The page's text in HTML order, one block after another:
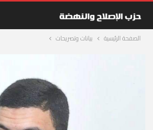
الصفحة الرئيسية بيانات وتصريحات